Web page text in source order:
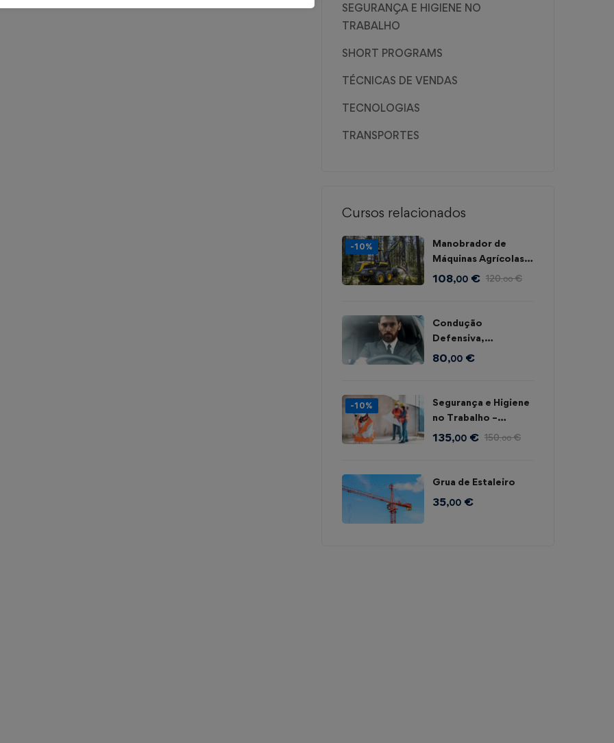
SEGURANÇA E HIGIENE NO
TRABALHO
SHORT PROGRAMS
TÉCNICAS DE VENDAS
TECNOLOGIAS
TRANSPORTES
Cursos relacionados
-10%
Manobrador de
Máquinas Agrícolas e
Florestais
108,00 € 120,00 €
Condução
Defensiva,
Económica e
80,00 €
-10%
Segurança e Higiene
no Trabalho –
Construção Civil
135,00 € 150,00 €
Grua de Estaleiro
35,00 €